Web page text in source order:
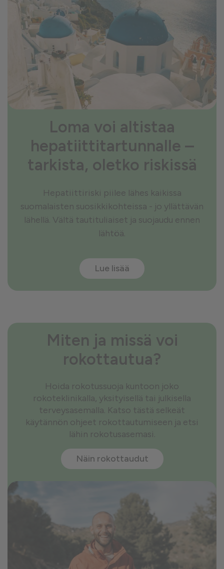
Loma voi altistaa
hepatiittitartunnalle –
tarkista, oletko riskissä
Hepatiittiriski piilee lähes kaikissa
suomalaisten suosikkikohteissa - jo yllättävän
lähellä. Vältä tautituliaiset ja suojaudu ennen
lähtöä.
Lue lisää
Miten ja missä voi
rokottautua?
Hoida rokotussuoja kuntoon joko
rokoteklinikalla, yksityisellä tai julkisella
terveysasemalla. Katso tästä selkeät
käytännön ohjeet rokottautumiseen ja etsi
lähin rokotusasemasi.
Näin rokottaudut